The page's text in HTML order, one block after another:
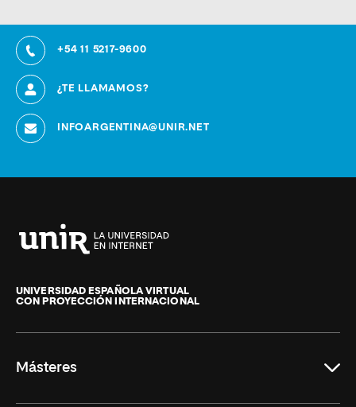
+54 11 5217-9600
¿TE LLAMAMOS?
INFOARGENTINA@UNIR.NET
de
La
UNIVERSIDAD ESPAÑOLA VIRTUAL
CON PROYECCIÓN INTERNACIONAL
Másteres